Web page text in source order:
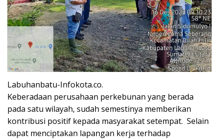
Labuhanbatu-Infokota.co.
Keberadaan perusahaan perkebunan yang berada
pada satu wilayah, sudah semestinya memberikan
kontribusi positif kepada masyarakat setempat. Selain
dapat menciptakan lapangan kerja terhadap